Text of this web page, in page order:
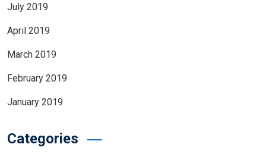
July 2019
April 2019
March 2019
February 2019
January 2019
Categories